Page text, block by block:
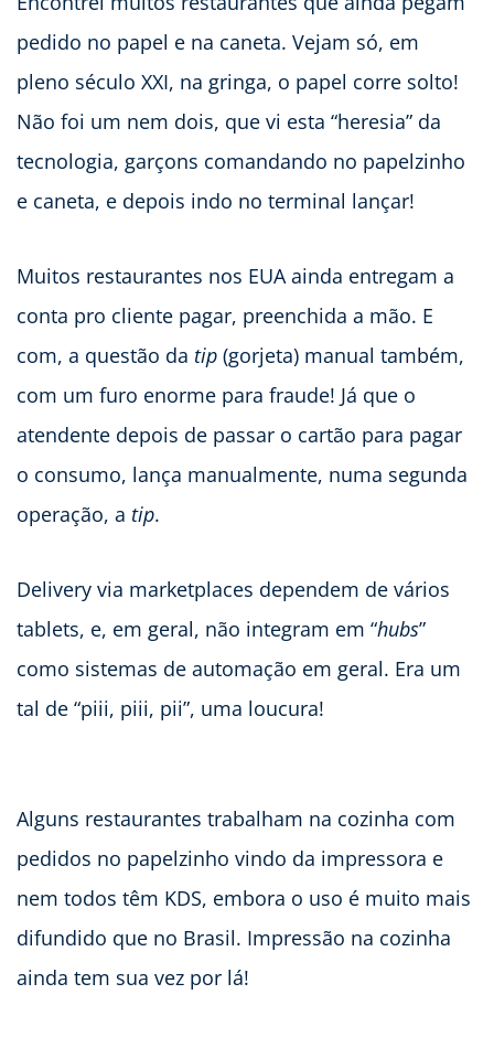
pedido no papel e na caneta. Vejam só, em
pleno século XXI, na gringa, o papel corre solto!
Não foi um nem dois, que vi esta “heresia” da
tecnologia, garçons comandando no papelzinho
e caneta, e depois indo no terminal lançar!
Muitos restaurantes nos EUA ainda entregam a
conta pro cliente pagar, preenchida a mão. E
com, a questão da tip (gorjeta) manual também,
com um furo enorme para fraude! Já que o
atendente depois de passar o cartão para pagar
o consumo, lança manualmente, numa segunda
operação, a tip.
Delivery via marketplaces dependem de vários
tablets, e, em geral, não integram em “hubs”
como sistemas de automação em geral. Era um
tal de “piii, piii, pii”, uma loucura!
Alguns restaurantes trabalham na cozinha com
pedidos no papelzinho vindo da impressora e
nem todos têm KDS, embora o uso é muito mais
difundido que no Brasil. Impressão na cozinha
ainda tem sua vez por lá!